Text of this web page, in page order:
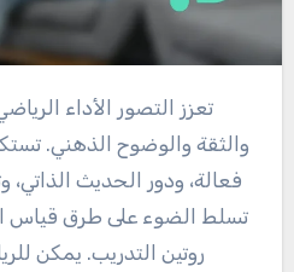
تعزز التصور الأداء الرياضي من خلال تحسين التركيز
والثقة والوضوح الذهني.
فعالة، ودور الحديث الذاتي،
تسلط الضوء على طرق قياس
روتين التدريب. يمكن